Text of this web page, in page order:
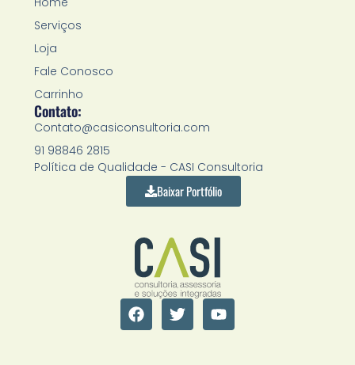
F
a
c
T
w
i
Y
o
u
Serviços
Loja
Fale Conosco
Carrinho
Contato:
Contato@casiconsultoria.com
91 98846 2815
Política de Qualidade - CASI Consultoria
Baixar Portfólio